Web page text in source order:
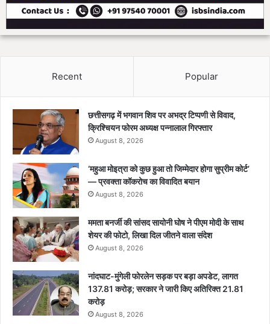
Recent Popular
छत्तीसगढ़ में भगवान शिव पर अभद्र टिप्पणी से विवाद,
क्रिश्चियन फोरम अध्यक्ष पन्नालाल गिरफ्तार
August 8, 2026
‘महुआ मोइत्रा को कुछ हुआ तो जिम्मेदार होगा सुप्रीम कोर्ट’
— प्रवक्ता कॉकरोच का विवादित बयान
August 8, 2026
ममता बनर्जी की सांसद सायोनी घोष ने पीएम मोदी के साथ
शेयर की फोटो, लिखा दिल जीतने वाला संदेश
August 8, 2026
नांदघाट-मुंगेली फोरलेन सड़क पर बड़ा अपडेट, लागत
137.81 करोड़; सरकार ने जारी किए अतिरिक्त 21.81
करोड़
August 8, 2026